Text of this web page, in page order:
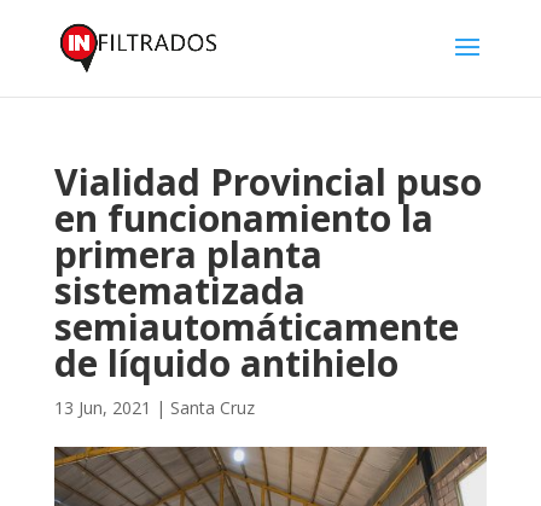
Vialidad Provincial puso
en funcionamiento la
primera planta
sistematizada
semiautomáticamente
de líquido antihielo
13 Jun, 2021 | Santa Cruz